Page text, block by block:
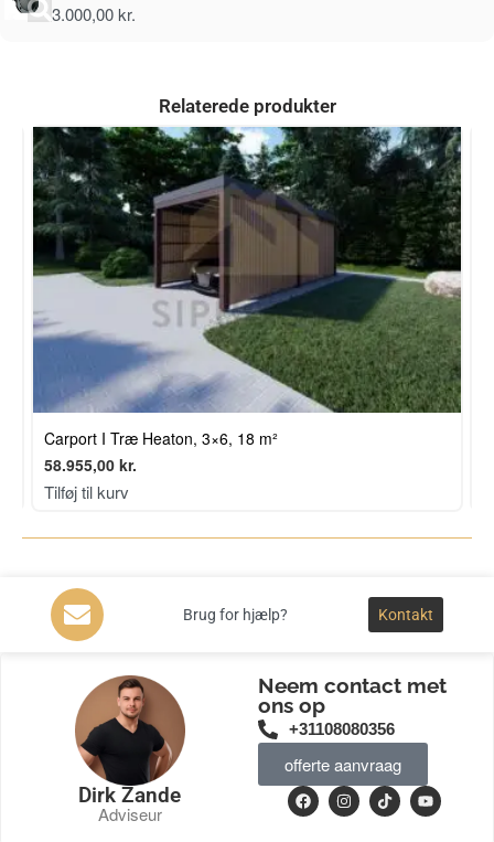
3.000,00kr.
Relaterede produkter
Carport I Træ Heaton, 3×6, 18 m²
58.955,00 kr.
Tilføj til kurv
Brug for hjælp? Kontakt
Neem contact met
ons op
+31108080356
offerte aanvraag
Dirk Zande
Adviseur